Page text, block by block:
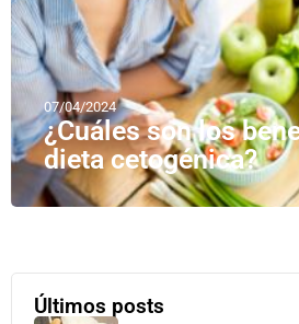
07/04/2024
¿Cuáles son los
dieta cetogénica?
Últimos posts